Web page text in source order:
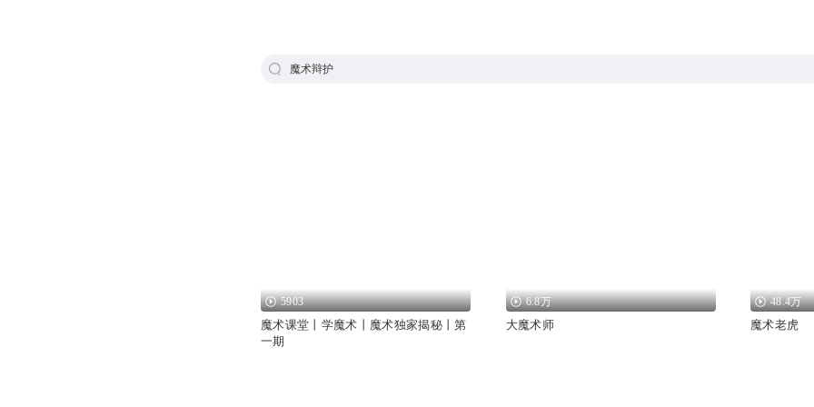
魔术辩护
5903
魔术课堂丨学魔术丨魔术独家揭秘丨第
一期
6.8万
大魔术师
48.4万
魔术老虎